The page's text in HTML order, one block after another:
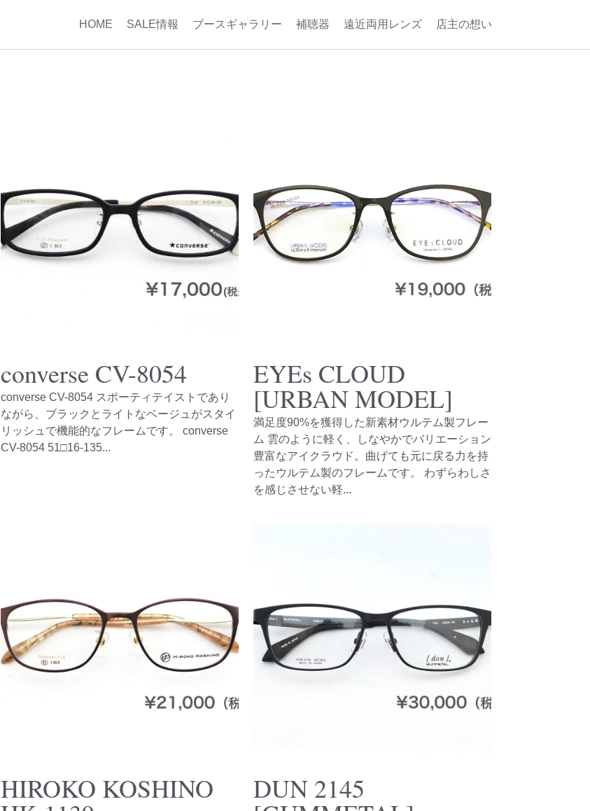
HOME SALE情報 ブースギャラリー 補聴器 遠近両用レンズ 店主の想い
converse CV-8054
converse CV-8054 スポーティテイストであり
ながら、ブラックとライトなベージュがスタイ
リッシュで機能的なフレームです。 converse
CV-8054 51□16-135...
EYEs CLOUD
[URBAN MODEL]
満足度90%を獲得した新素材ウルテム製フレー
ム 雲のように軽く、しなやかでバリエーション
豊富なアイクラウド。曲げても元に戻る力を持
ったウルテム製のフレームです。 わずらわしさ
を感じさせない軽...
HIROKO KOSHINO DUN 2145